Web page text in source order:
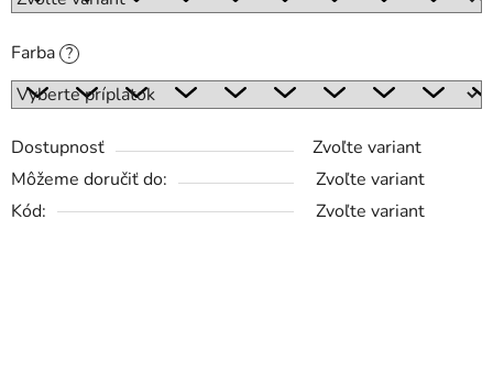
Farba ?
Dostupnosť
Zvoľte variant
Môžeme doručiť do:
Zvoľte variant
Kód:
Zvoľte variant